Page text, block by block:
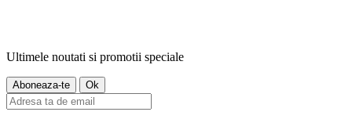
Ultimele noutati si promotii speciale